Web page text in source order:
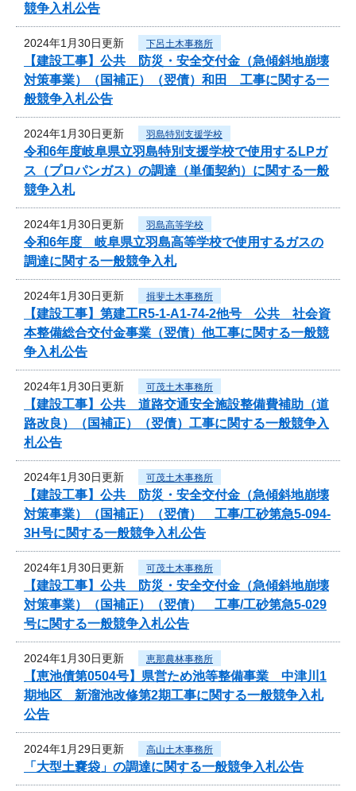
競争入札公告
2024年1月30日更新 下呂土木事務所
【建設工事】公共 防災・安全交付金（急傾斜地崩壊
対策事業）（国補正）（翌債）和田 工事に関する一
般競争入札公告
2024年1月30日更新 羽島特別支援学校
令和6年度岐阜県立羽島特別支援学校で使用するLPガ
ス（プロパンガス）の調達（単価契約）に関する一般
競争入札
2024年1月30日更新 羽島高等学校
令和6年度 岐阜県立羽島高等学校で使用するガスの
調達に関する一般競争入札
2024年1月30日更新 揖斐土木事務所
【建設工事】第建工R5-1-A1-74-2他号 公共 社会資
本整備総合交付金事業（翌債）他工事に関する一般競
争入札公告
2024年1月30日更新 可茂土木事務所
【建設工事】公共 道路交通安全施設整備費補助（道
路改良）（国補正）（翌債）工事に関する一般競争入
札公告
2024年1月30日更新 可茂土木事務所
【建設工事】公共 防災・安全交付金（急傾斜地崩壊
対策事業）（国補正）（翌債） 工事/工砂第急5-094-
3H号に関する一般競争入札公告
2024年1月30日更新 可茂土木事務所
【建設工事】公共 防災・安全交付金（急傾斜地崩壊
対策事業）（国補正）（翌債） 工事/工砂第急5-029
号に関する一般競争入札公告
2024年1月30日更新 恵那農林事務所
【恵池債第0504号】県営ため池等整備事業 中津川1
期地区 新溜池改修第2期工事に関する一般競争入札
公告
2024年1月29日更新 高山土木事務所
「大型土嚢袋」の調達に関する一般競争入札公告